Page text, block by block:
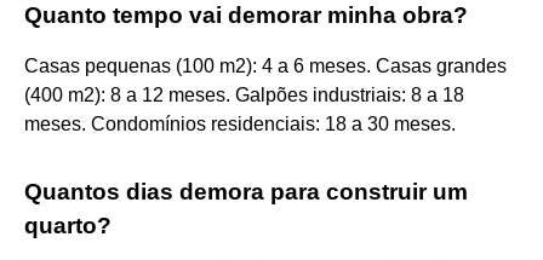
Quanto tempo vai demorar minha obra?
Casas pequenas (100 m2): 4 a 6 meses. Casas grandes
(400 m2): 8 a 12 meses. Galpões industriais: 8 a 18
meses. Condomínios residenciais: 18 a 30 meses.
Quantos dias demora para construir um
quarto?